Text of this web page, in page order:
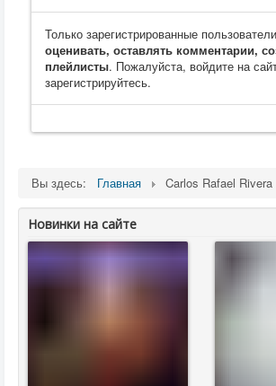
Только зарегистрированные
оценивать, оставлять комментарии,
плейлисты. Пожалуйста, войдите на
зарегистрируйтесь.
Вы здесь: Главная Carlos Rafael Rivera
Новинки на сайте